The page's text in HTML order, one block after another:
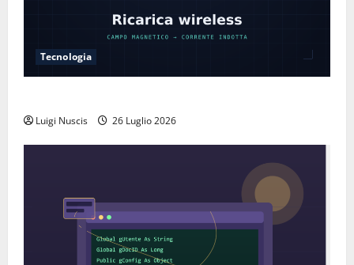
Tecnologia
Luigi Nuscis 26 Luglio 2026